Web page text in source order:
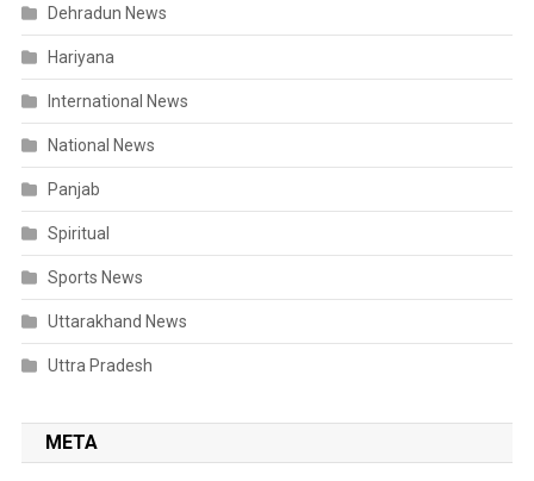
Dehradun News
Hariyana
International News
National News
Panjab
Spiritual
Sports News
Uttarakhand News
Uttra Pradesh
META